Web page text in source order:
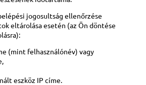
jogosultság ellenőrzése
eltárolása esetén (az Ön döntése
(mint felhasználónév) vagy
eszköz IP címe.